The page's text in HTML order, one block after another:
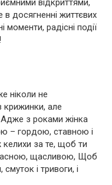
відкриттями,
досягненні життєвих
моменти, радісні події
ніколи не
крижинки, але
Адже з роками жінка
– гордою, ставною і
за те, щоб ти
щасливою, Щоб
і тривоги, і